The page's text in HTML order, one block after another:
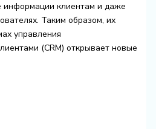
информации клиентам и даже
Таким образом, их
управления
(CRM) открывает новые